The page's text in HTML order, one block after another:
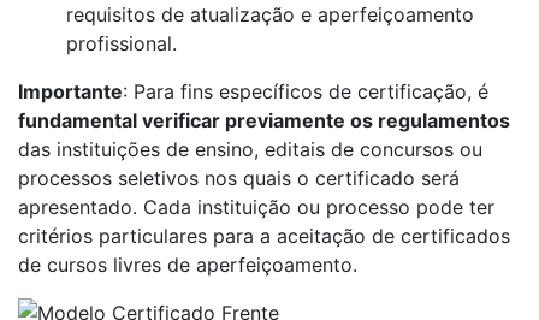
requisitos de atualização e aperfeiçoamento
profissional.
Importante: Para fins específicos de certificação, é
fundamental verificar previamente os regulamentos
das instituições de ensino, editais de concursos ou
processos seletivos nos quais o certificado será
apresentado. Cada instituição ou processo pode ter
critérios particulares para a aceitação de certificados
de cursos livres de aperfeiçoamento.